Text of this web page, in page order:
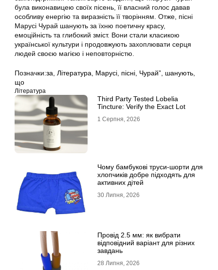
була виконавицею своїх пісень, її власний голос давав
особливу енергію та виразність її творінням. Отже, пісні
Марусі Чурай шанують за їхню поетичну красу,
емоційність та глибокий зміст. Вони стали класикою
української культури і продовжують захоплювати серця
людей своєю магією і неповторністю.
Позначки:за Література Марусі пісні Чурай” шанують
що
Література
Third Party Tested Lobelia
Tincture: Verify the Exact Lot
1 Серпня, 2026
Чому бамбукові труси-шорти для
хлопчиків добре підходять для
активних дітей
30 Липня, 2026
Провід 2.5 мм: як вибрати
відповідний варіант для різних
завдань
28 Липня, 2026